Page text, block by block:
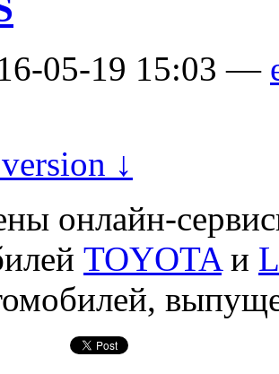
05-19 15:03 —
↓
онлайн-
TOYOTA и